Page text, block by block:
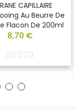
CAPILLAIRE
Au Beurre De
Flacon De 200ml
8,70 €